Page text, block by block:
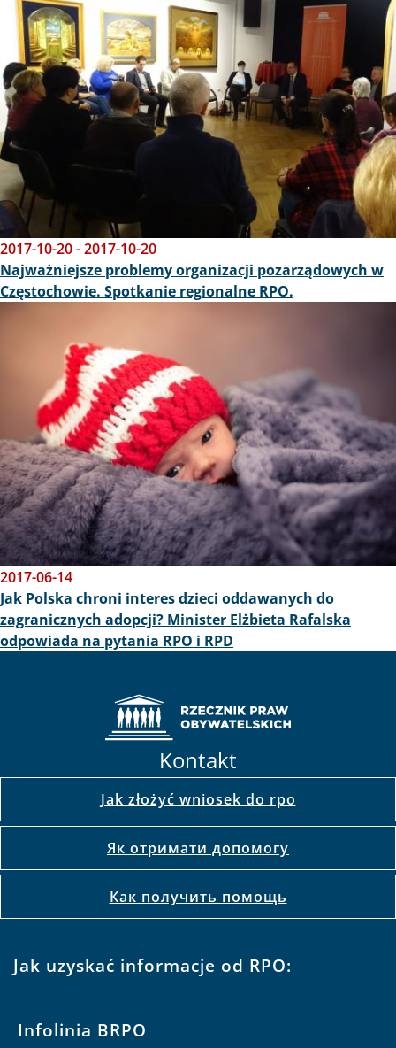
2017-10-20-2017-10-20
Najważniejsze problemy organizacji pozarządowych w
Częstochowie. Spotkanie regionalne RPO.
2017-06-14
Jak Polska chroni interes dzieci oddawanych do
zagranicznych adopcji? Minister Elżbieta Rafalska
odpowiada na pytania RPO i RPD
Kontakt
Jak złożyć wniosek do rpo
Як отримати допомогу
Как получить помощь
Jak uzyskać informacje od RPO:
Infolinia BRPO